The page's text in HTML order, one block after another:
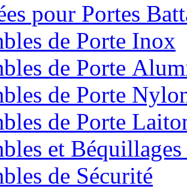
pour Portes
de Porte Inox
de Porte
de Porte
de Porte
et
de Sécurité